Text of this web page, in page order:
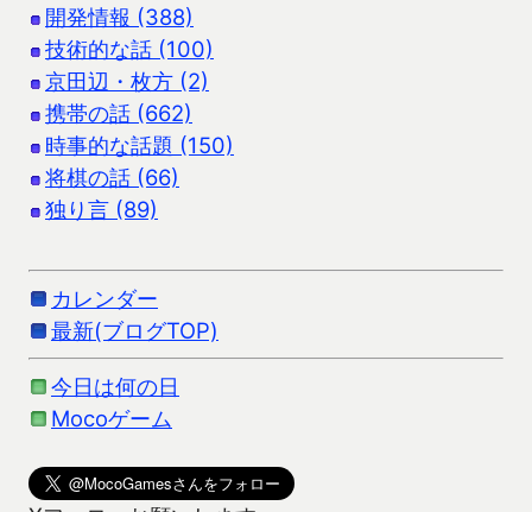
開発情報 (388)
技術的な話 (100)
京田辺・枚方 (2)
携帯の話 (662)
時事的な話題 (150)
将棋の話 (66)
独り言 (89)
カレンダー
最新(ブログTOP)
今日は何の日
Mocoゲーム